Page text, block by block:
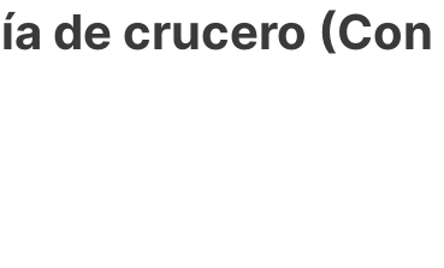
de crucero